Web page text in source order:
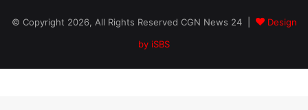
© Copyright 2026, All Rights Reserved CGN News 24 |
Design
by iSBS